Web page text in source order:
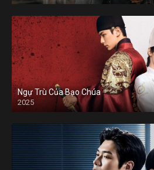
Ngự Trù Của Bạo Chúa
2025